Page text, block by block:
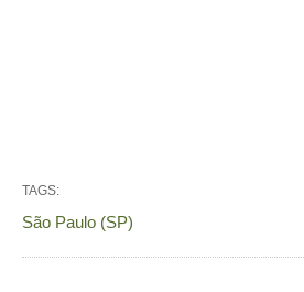
TAGS:
São Paulo (SP)